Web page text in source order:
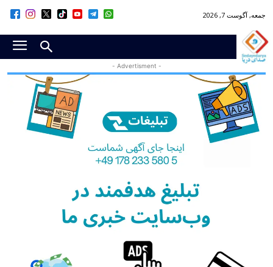
جمعه, آگوست 7, 2026
- Advertisment -